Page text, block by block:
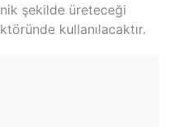
şekilde üreteceği
kullanılacaktır.